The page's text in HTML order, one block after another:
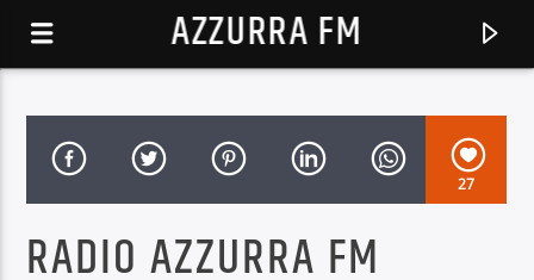
AZZURRA FM
27
RADIO AZZURRA FM